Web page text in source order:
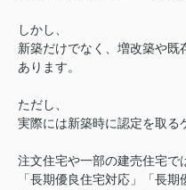
しかし、
新築だけでなく、 増改築や既
あります。
ただし、
実際には新築時に認定を取る
注文住宅や一部の建売住宅で
「長期優良住宅対応」「長期